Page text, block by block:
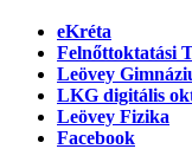
eKréta
Felnőttoktatási
Leövey
LKG digitális
Leövey Fizika
Facebook